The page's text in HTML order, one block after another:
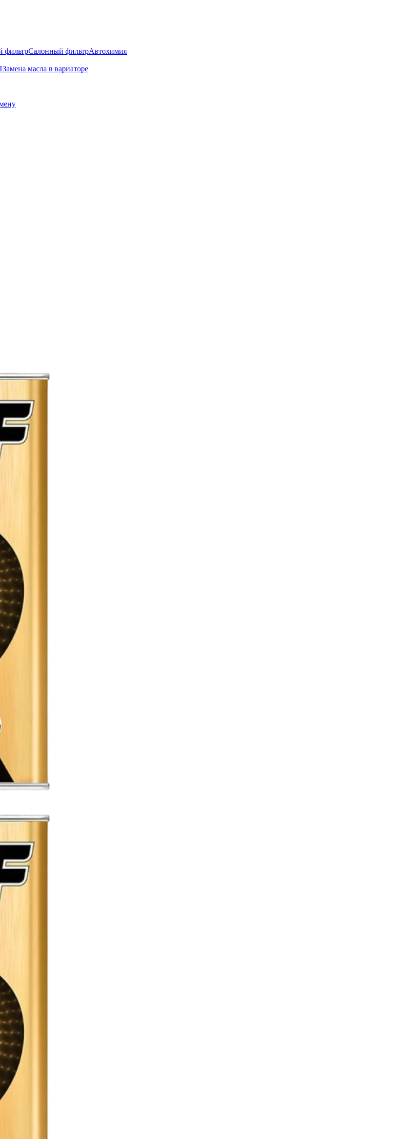
фильтрСалонный фильтрАвтохимия
Замена масла в вариаторе